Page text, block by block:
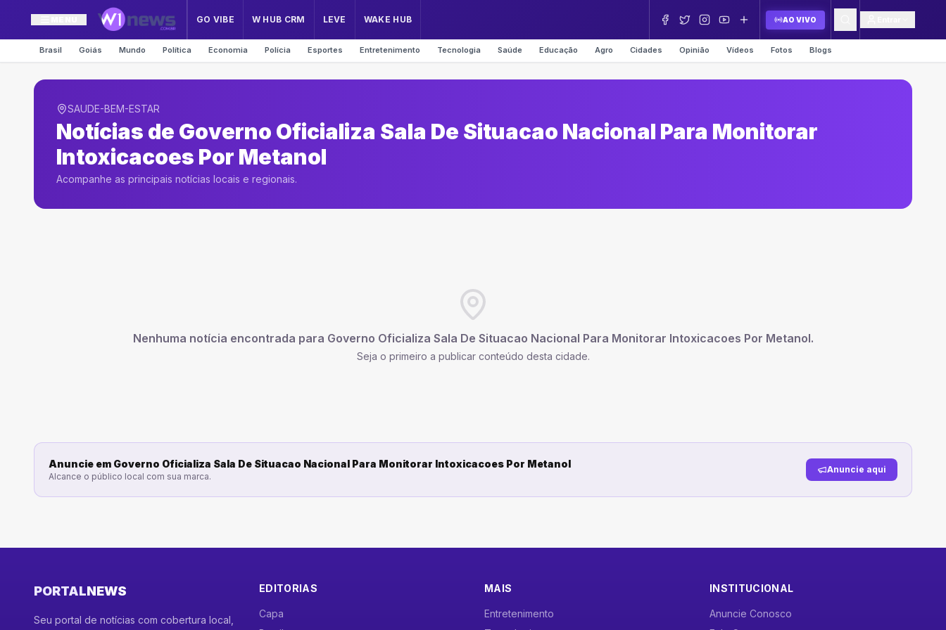
GO VIBE W HUB CRM LEVE WAKE HUB AO VIVO
Brasil Goiás Mundo Política Economia Polícia Esportes Entretenimento Tecnologia Saúde Educação Agro Cidades Opinião Vídeos Fotos Blogs
SAUDE-BEM-ESTAR
Notícias de Governo Oficializa Sala De Situacao Nacional Para Monitorar
Intoxicacoes Por Metanol
Acompanhe as principais notícias locais e regionais.
Nenhuma notícia encontrada para Governo Oficializa Sala De Situacao Nacional Para Monitorar Intoxicacoes Por Metanol.
Seja o primeiro a publicar conteúdo desta cidade.
Anuncie em Governo Oficializa Sala De Situacao Nacional Para Monitorar Intoxicacoes Por Metanol
Alcance o público local com sua marca.
Anuncie aqui
PORTALNEWS
Seu portal de notícias com cobertura local,
EDITORIAS
Capa
MAIS
Entretenimento
INSTITUCIONAL
Anuncie Conosco